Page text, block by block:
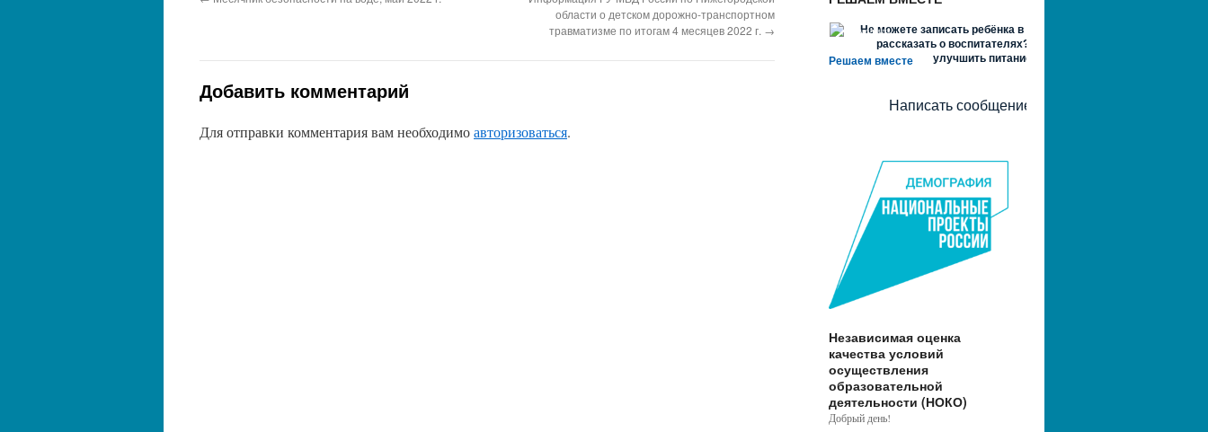
области о детском дорожно-транспортном
травматизме по итогам 4 месяцев 2022 г. →
Добавить комментарий
Для отправки комментария вам необходимоавторизоваться.
Решаем вместе
Не можете записать ребёнка в сад? Хотите
рассказать о воспитателях? Знаете, как
улучшить питание и занятия?
Написать сообщение
Независимая оценка
качества условий
осуществления
образовательной
деятельности (НОКО)
Добрый день!